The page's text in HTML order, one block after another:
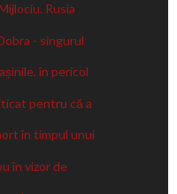
Rusia
- singurul
în pericol
pentru că a
în timpul unui
în vizor de